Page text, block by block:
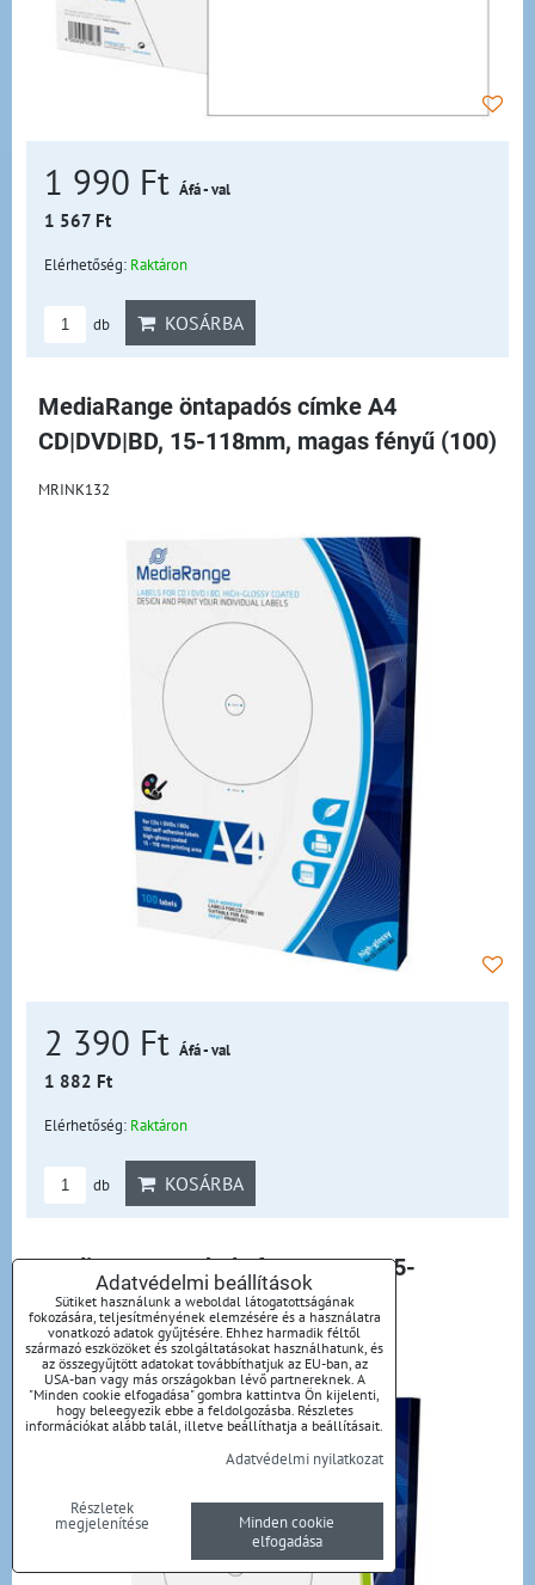
1 990 Ft Áfá - val
1 567 Ft
Elérhetőség: Raktáron
db KOSÁRBA
MediaRange öntapadós címke A4
CD|DVD|BD, 15-118mm, magas fényű (100)
MRINK132
2 390 Ft Áfá - val
1 882 Ft
Elérhetőség: Raktáron
db KOSÁRBA
MediaRange Labels for CD|DVD,15-
118mm, matt*100pcs
Címkék CD/DVD/BD,15-118mm matt
Adatvédelmi beállítások
Sütiket használunk a weboldal látogatottságának
fokozására, teljesítményének elemzésére és a használatra
vonatkozó adatok gyűjtésére. Ehhez harmadik féltől
származó eszközöket és szolgáltatásokat használhatunk, és
az összegyűjtött adatokat továbbíthatjuk az EU-ban, az
USA-ban vagy más országokban lévő partnereknek. A
"Minden cookie elfogadása" gombra kattintva Ön kijelenti,
hogy beleegyezik ebbe a feldolgozásba. Részletes
információkat alább talál, illetve beállíthatja a beállításait.
Adatvédelmi nyilatkozat
Részletek
megjelenítése
Minden cookie
elfogadása